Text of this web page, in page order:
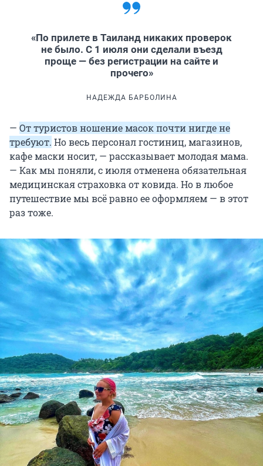
«По прилете в Таиланд никаких проверок
не было. С 1 июля они сделали въезд
проще — без регистрации на сайте и
прочего»
НАДЕЖДА БАРБОЛИНА
— От туристов ношение масок почти нигде не
требуют. Но весь персонал гостиниц, магазинов,
кафе маски носит, — рассказывает молодая мама.
— Как мы поняли, с июля отменена обязательная
медицинская страховка от ковида. Но в любое
путешествие мы всё равно ее оформляем — в этот
раз тоже.